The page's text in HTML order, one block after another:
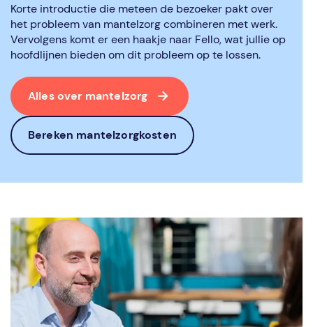
Korte introductie die meteen de bezoeker pakt over
het probleem van mantelzorg combineren met werk.
Vervolgens komt er een haakje naar Fello, wat jullie op
hoofdlijnen bieden om dit probleem op te lossen.
Alles over mantelzorg
Bereken mantelzorgkosten